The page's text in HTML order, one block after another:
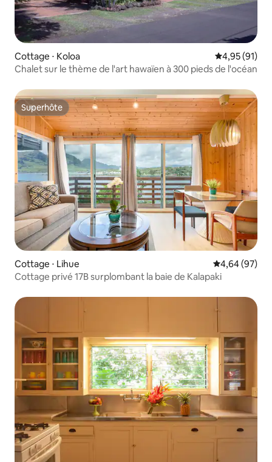
Cottage ⋅ Koloa Évaluation
4,95 (91)
Chalet sur le thème de l'art hawaïen à 300 pieds de l'océan
Superhôte
Superhôte
Cottage ⋅ Lihue Évaluation
4,64 (97)
Cottage privé 17B surplombant la baie de Kalapaki